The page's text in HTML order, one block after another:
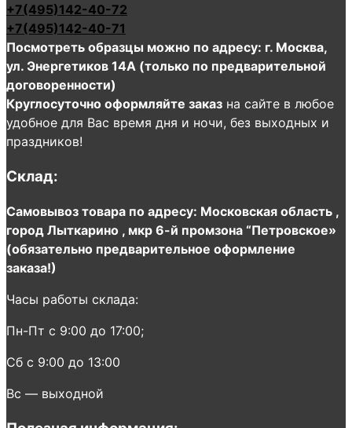
+7(495)142-40-72
+7(495)142-40-71
Посмотреть образцы можно по адресу: г. Москва,
ул. Энергетиков 14А (только по предварительной
договоренности)
Круглосуточно оформляйте заказ на сайте в любое
удобное для Вас время дня и ночи, без выходных и
праздников!
Склад:
Самовывоз товара по адресу: Московская область ,
город Лыткарино , мкр 6-й промзона “Петровское»
(обязательно предварительное оформление
заказа!)
Часы работы склада:
Пн-Пт с 9:00 до 17:00;
Сб с 9:00 до 13:00
Вс — выходной